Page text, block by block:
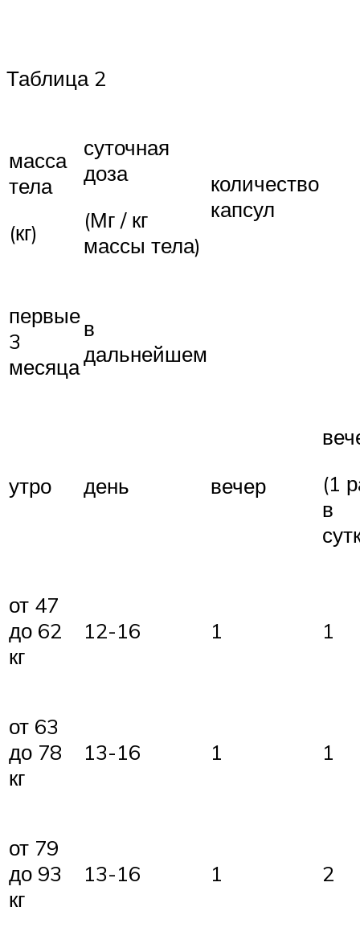
Таблица 2
масса
тела
(кг)
суточная
доза
(Мг / кг
массы тела)
количество
капсул
первые
3
месяца
в
дальнейшем
утро день вечер
(1
в
от 47
до 62
кг
12-16 1 1
от 63
до 78
кг
13-16 1 1
от 79
до 93
кг
13-16 1 2